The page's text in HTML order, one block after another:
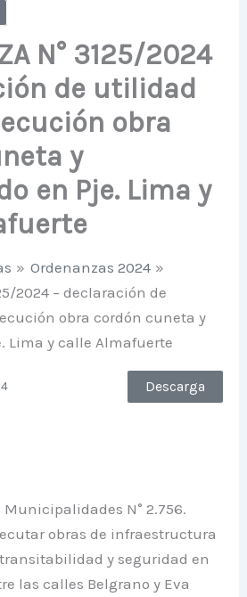
N° 3125/2024
de utilidad
obra
y
en Pje. Lima y
Ordenanzas 2024
2024 – declaración de
obra cordón cuneta y
Lima y calle Almafuerte
Descarga
Municipalidades N° 2.756.
obras de infraestructura
y seguridad en
las calles Belgrano y Eva